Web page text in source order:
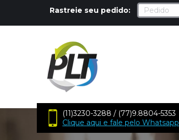
Rastreie seu pedido:
(11)3230-3288 / (77)9.8804-5353
Clique aqui e fale pelo Whatsapp